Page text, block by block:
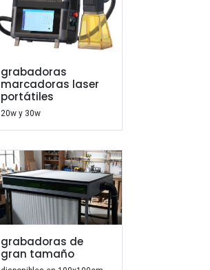
grabadoras
marcadoras laser
portátiles
20w y 30w
grabadoras de
gran tamaño